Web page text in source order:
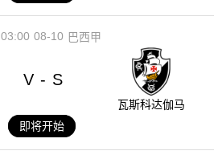
08-10
03:00 巴西甲
V - S
瓦斯科达伽马
即将开始